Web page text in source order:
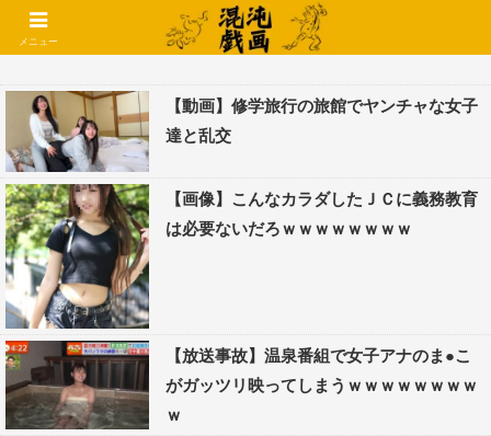
コメントでコテハン使えるようになりました🌱
【動画】修学旅行の旅館でヤンチャな女子
達と乱交
【画像】こんなカラダしたＪＣに義務教育
は必要ないだろｗｗｗｗｗｗｗｗ
【放送事故】温泉番組で女子アナのま●こ
がガッツリ映ってしまうｗｗｗｗｗｗｗｗ
ｗ
メニュー